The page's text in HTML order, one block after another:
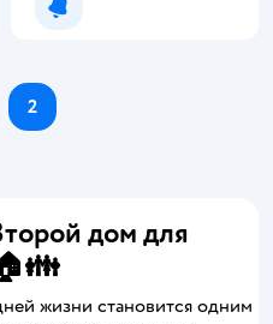
Уведомить о появлении
2
дом для
жизни становится одним